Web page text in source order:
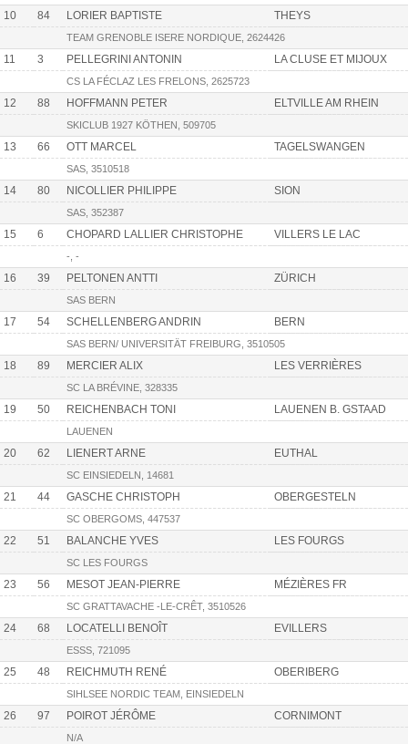
10 84 LORIER BAPTISTE THEYS
TEAM GRENOBLE ISERE NORDIQUE, 2624426
11 3 PELLEGRINI ANTONIN LA CLUSE ET MIJOUX
CS LA FÉCLAZ LES FRELONS, 2625723
12 88 HOFFMANN PETER ELTVILLE AM RHEIN
SKICLUB 1927 KÖTHEN, 509705
13 66 OTT MARCEL TAGELSWANGEN
SAS, 3510518
14 80 NICOLLIER PHILIPPE SION
SAS, 352387
15 6 CHOPARD LALLIER CHRISTOPHE VILLERS LE LAC
-, -
16 39 PELTONEN ANTTI ZÜRICH
SAS BERN
17 54 SCHELLENBERG ANDRIN BERN
SAS BERN/ UNIVERSITÄT FREIBURG, 3510505
18 89 MERCIER ALIX LES VERRIÈRES
SC LA BRÉVINE, 328335
19 50 REICHENBACH TONI LAUENEN B. GSTAAD
LAUENEN
20 62 LIENERT ARNE EUTHAL
SC EINSIEDELN, 14681
21 44 GASCHE CHRISTOPH OBERGESTELN
SC OBERGOMS, 447537
22 51 BALANCHE YVES LES FOURGS
SC LES FOURGS
23 56 MESOT JEAN-PIERRE MÉZIÈRES FR
SC GRATTAVACHE -LE-CRÊT, 3510526
24 68 LOCATELLI BENOÎT EVILLERS
ESSS, 721095
25 48 REICHMUTH RENÉ OBERIBERG
SIHLSEE NORDIC TEAM, EINSIEDELN
26 97 POIROT JÉRÔME CORNIMONT
N/A